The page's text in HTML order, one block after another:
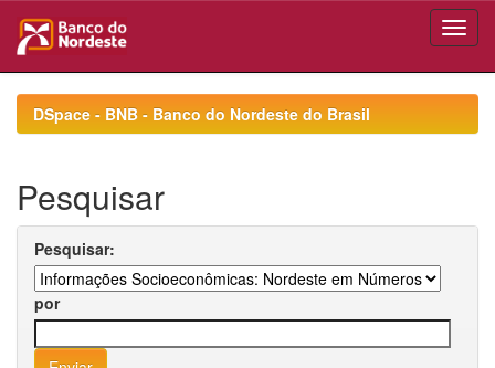
navigationDSpace - BNB - Banco do Nordeste do Brasil
Pesquisar
Pesquisar:
por